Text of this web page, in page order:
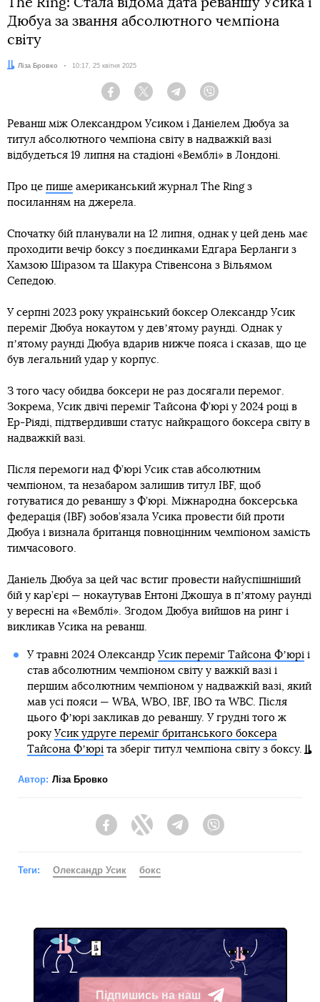
The Ring: Стала відома дата реваншу Усика і
Дюбуа за звання абсолютного чемпіона
світу
Автор:
Ліза Бровко Дата:
10:17, 25 квітня 2025
Facebook Twitter Telegram
Реванш між Олександром Усиком і Даніелем Дюбуа за
титул абсолютного чемпіона світу в надважкій вазі
відбудеться 19 липня на стадіоні «Вемблі» в Лондоні.
Про це пише американський журнал The Ring з
посиланням на джерела.
Спочатку бій планували на 12 липня, однак у цей день має
проходити вечір боксу з поєдинками Едґара Берланги з
Хамзою Шіразом та Шакура Стівенсона з Вільямом
Сепедою.
У серпні 2023 року український боксер Олександр Усик
переміг Дюбуа нокаутом у девʼятому раунді. Однак у
пʼятому раунді Дюбуа вдарив нижче пояса і сказав, що це
був легальний удар у корпус.
З того часу обидва боксери не раз досягали перемог.
Зокрема, Усик двічі переміг Тайсона Ф’юрі у 2024 році в
Ер-Ріяді, підтвердивши статус найкращого боксера світу в
надважкій вазі.
Після перемоги над Ф’юрі Усик став абсолютним
чемпіоном, та незабаром залишив титул IBF, щоб
готуватися до реваншу з Ф’юрі. Міжнародна боксерська
федерація (IBF) зобов’язала Усика провести бій проти
Дюбуа і визнала британця повноцінним чемпіоном замість
тимчасового.
Даніель Дюбуа за цей час встиг провести найуспішніший
бій у кар’єрі — нокаутував Ентоні Джошуа в пʼятому раунді
у вересні на «Вемблі». Згодом Дюбуа вийшов на ринг і
викликав Усика на реванш.
У травні 2024 Олександр Усик переміг Тайсона Фʼюріі
став абсолютним чемпіоном світу у важкій вазі і
першим абсолютним чемпіоном у надважкій вазі, який
мав усі пояси — WBA, WBO, IBF, IBO та WBC. Після
цього Фʼюрі закликав до реваншу. У грудні того ж
року Усик удруге переміг британського боксера
Тайсона Фʼюріта зберіг титул чемпіона світу з боксу.
Автор: Ліза Бровко
FacebookTwitter Telegram
Теги: Олександр Усик бокс
Підпишись на наш